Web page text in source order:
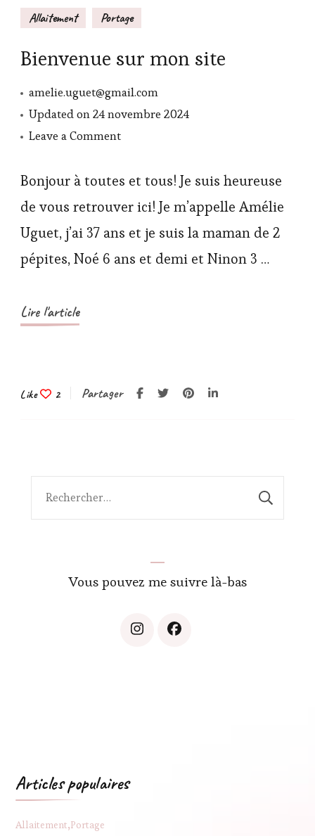
Allaitement Portage
Bienvenue sur mon site
amelie.uguet@gmail.com
Updated on24 novembre 2024
Leave a Commenton
sur
mon
Bonjour à toutes et tous! Je suis heureuse
de vous retrouver ici! Je m’appelle Amélie
Uguet, j’ai 37 ans et je suis la maman de 2
pépites, Noé 6 ans et demi et Ninon 3 …
Lire l'article
Like 2 Partager
Vous pouvez me suivre là-bas
Articles populaires
Allaitement Portage